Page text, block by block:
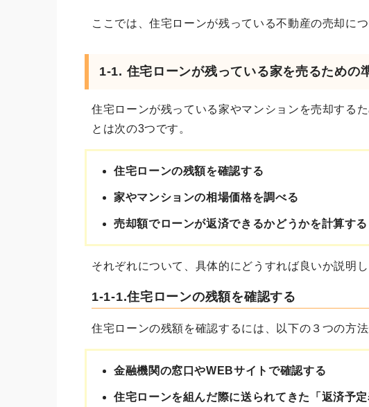
ここでは、住宅ローンが残っている不動産の売却に
1-1. 住宅ローンが残っている家を売るための
住宅ローンが残っている家やマンションを売却する
とは次の3つです。
住宅ローンの残額を確認する
家やマンションの相場価格を調べる
売却額でローンが返済できるかどうかを計算する
それぞれについて、具体的にどうすれば良いか説明し
1-1-1.住宅ローンの残額を確認する
住宅ローンの残額を確認するには、以下の３つの方法
金融機関の窓口やWEBサイトで確認する
住宅ローンを組んだ際に送られてきた「返済予